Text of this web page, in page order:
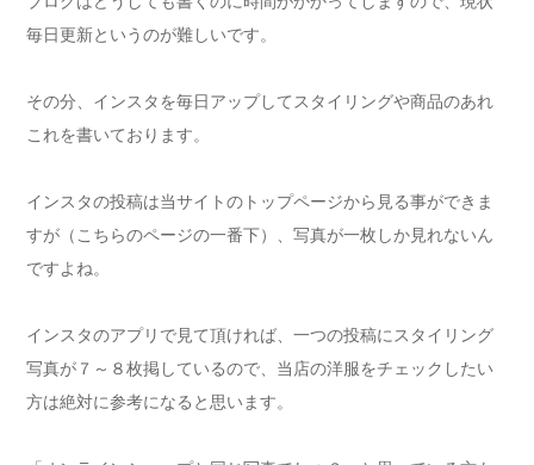
毎日更新というのが難しいです。
その分、インスタを毎日アップしてスタイリングや商品のあれ
これを書いております。
インスタの投稿は当サイトのトップページから見る事ができま
すが（こちらのページの一番下）、写真が一枚しか見れないん
ですよね。
インスタのアプリで見て頂ければ、一つの投稿にスタイリング
写真が７～８枚掲しているので、当店の洋服をチェックしたい
方は絶対に参考になると思います。